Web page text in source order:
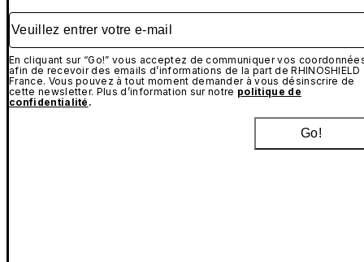
Veuillez entrer votre e-mail
En cliquant sur “Go!” vous acceptez de communiquer vos
afin de recevoir des emails d’informations de la part de RHINOSHIELD
France. Vous pouvez à tout moment demander à vous désinscrire de
cette newsletter. Plus d’information sur notre politique de
confidentialité .
Go!